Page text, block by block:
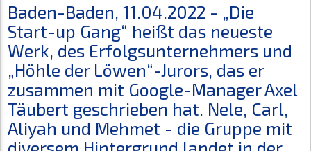
Baden-Baden, 11.04.2022 - „Die
Start-up Gang“ heißt das neueste
Werk, des Erfolgsunternehmers und
„Höhle der Löwen“-Jurors, das er
zusammen mit Google-Manager Axel
Täubert geschrieben hat. Nele, Carl,
Aliyah und Mehmet - die Gruppe mit